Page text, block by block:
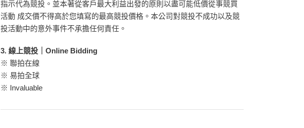
指示代為競投。並本著從客戶最大利益出發的原則以盡可能低價從事競買
活動 成交價不得高於您填寫的最高競投價格。本公司對競投不成功以及競
投活動中的意外事件不承擔任何責任。
3. 線上競投｜Online Bidding
※ 聯拍在線
※ 易拍全球
※ Invaluable